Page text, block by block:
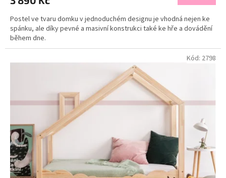
Postel ve tvaru domku v jednoduchém designu je vhodná nejen ke
spánku, ale díky pevné a masivní konstrukci také ke hře a dovádění
během dne.
Kód: 2798